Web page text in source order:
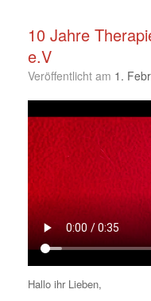
10 Jahre
e.V
Veröffentlicht am 1.
Hallo ihr Lieben,